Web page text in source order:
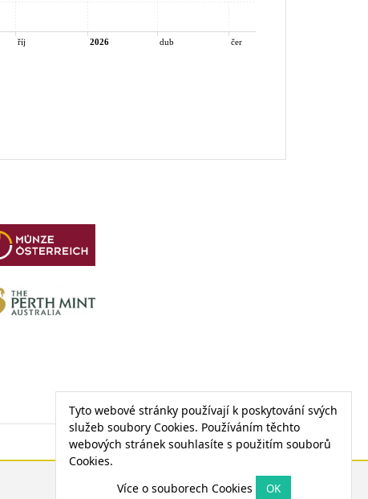
Tyto webové stránky používají k poskytování svých
služeb soubory Cookies. Používáním těchto
webových stránek souhlasíte s použitím souborů
Cookies.
Více o souborech Cookies
CENA PALLADIA